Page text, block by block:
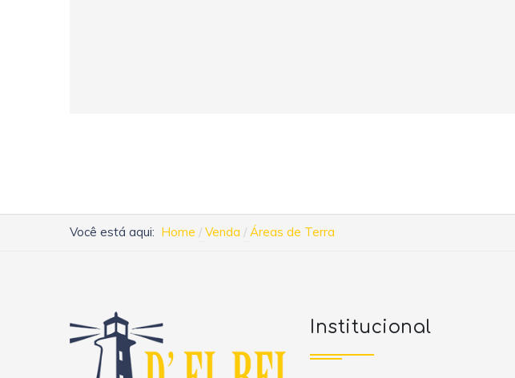
Você está aqui: Home Venda Áreas de Terra
Institucional